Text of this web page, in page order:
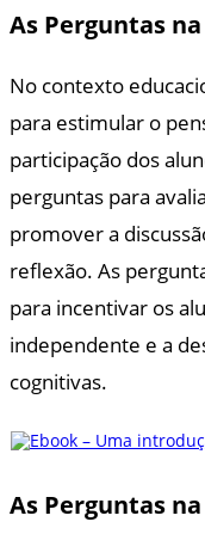
As Perguntas
No contexto
para estimular o
participação dos
perguntas para
promover a
reflexão. As
para incentivar os
independente e a
cognitivas.
As Perguntas